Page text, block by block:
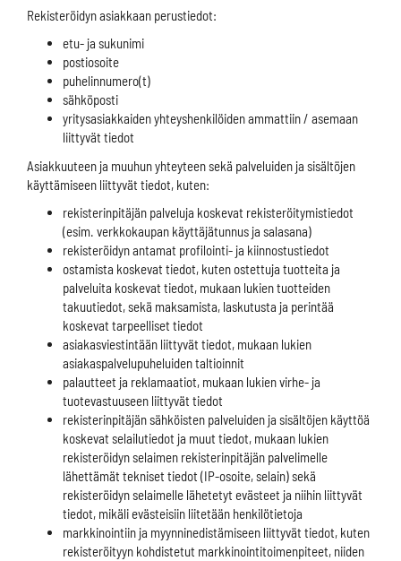
Rekisteröidyn asiakkaan perustiedot:
etu- ja sukunimi
postiosoite
puhelinnumero(t)
sähköposti
yritysasiakkaiden yhteyshenkilöiden ammattiin / asemaan
liittyvät tiedot
Asiakkuuteen ja muuhun yhteyteen sekä palveluiden ja sisältöjen
käyttämiseen liittyvät tiedot, kuten:
rekisterinpitäjän palveluja koskevat rekisteröitymistiedot
(esim. verkkokaupan käyttäjätunnus ja salasana)
rekisteröidyn antamat profilointi- ja kiinnostustiedot
ostamista koskevat tiedot, kuten ostettuja tuotteita ja
palveluita koskevat tiedot, mukaan lukien tuotteiden
takuutiedot, sekä maksamista, laskutusta ja perintää
koskevat tarpeelliset tiedot
asiakasviestintään liittyvät tiedot, mukaan lukien
asiakaspalvelupuheluiden taltioinnit
palautteet ja reklamaatiot, mukaan lukien virhe- ja
tuotevastuuseen liittyvät tiedot
rekisterinpitäjän sähköisten palveluiden ja sisältöjen käyttöä
koskevat selailutiedot ja muut tiedot, mukaan lukien
rekisteröidyn selaimen rekisterinpitäjän palvelimelle
lähettämät tekniset tiedot (IP-osoite, selain) sekä
rekisteröidyn selaimelle lähetetyt evästeet ja niihin liittyvät
tiedot, mikäli evästeisiin liitetään henkilötietoja
markkinointiin ja myynninedistämiseen liittyvät tiedot, kuten
rekisteröityyn kohdistetut markkinointitoimenpiteet, niiden